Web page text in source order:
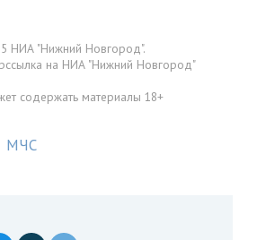
НИА "Нижний Новгород".
на НИА "Нижний Новгород"
содержать материалы 18+
МЧС